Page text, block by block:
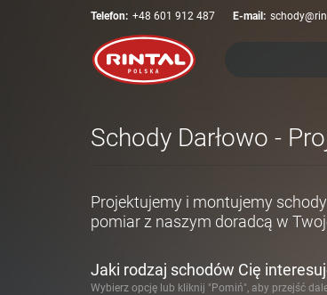
Telefon: +48 601 912 487 E-mail:
Schody Darłowo -
Projektujemy i montujemy
pomiar z naszym doradcą w
Jaki rodzaj schodów Cię
Wybierz opcję lub kliknij "Pomiń", aby przejść